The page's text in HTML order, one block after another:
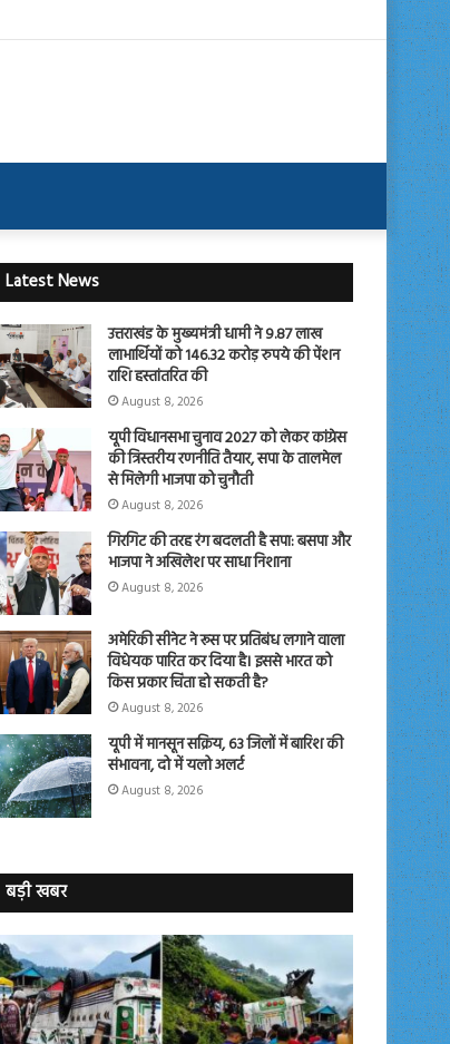
Latest News
उत्तराखंड के मुख्यमंत्री धामी ने 9.87 लाख
लाभार्थियों को 146.32 करोड़ रुपये की पेंशन
राशि हस्तांतरित की
August 8, 2026
यूपी विधानसभा चुनाव 2027 को लेकर कांग्रेस
की त्रिस्तरीय रणनीति तैयार, सपा के तालमेल
से मिलेगी भाजपा को चुनौती
August 8, 2026
गिरगिट की तरह रंग बदलती है सपा: बसपा और
भाजपा ने अखिलेश पर साधा निशाना
August 8, 2026
अमेरिकी सीनेट ने रूस पर प्रतिबंध लगाने वाला
विधेयक पारित कर दिया है। इससे भारत को
किस प्रकार चिंता हो सकती है?
August 8, 2026
यूपी में मानसून सक्रिय, 63 जिलों में बारिश की
संभावना, दो में यलो अलर्ट
August 8, 2026
बड़ी खबर